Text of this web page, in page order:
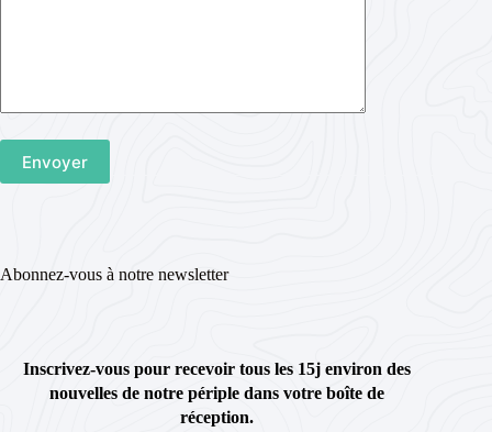
Abonnez-vous à notre newsletter
Inscrivez-vous pour recevoir tous les 15j environ des
nouvelles de notre périple dans votre boîte de
réception.